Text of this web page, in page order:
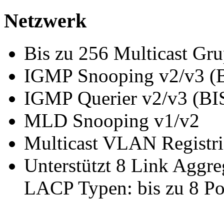
Netzwerk
Bis zu 256 Multicast
IGMP Snooping v2/v3
IGMP Querier v2/v3
MLD Snooping v1/v2
Multicast VLAN
Unterstützt 8 Link
LACP Typen: bis zu 8